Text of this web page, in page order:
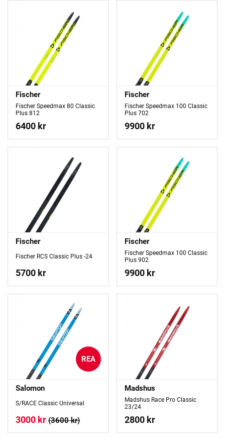
Fischer
Fischer Speedmax 80 Classic
Plus 812
6400 kr
Fischer
Fischer Speedmax 100 Classic
Plus 702
9900 kr
Fischer
Fischer RCS Classic Plus -24
5700 kr
Fischer
Fischer Speedmax 100 Classic
Plus 902
9900 kr
REA
Salomon
S/RACE Classic Universal
3000 kr (3600 kr)
Madshus
Madshus Race Pro Classic
23/24
2800 kr